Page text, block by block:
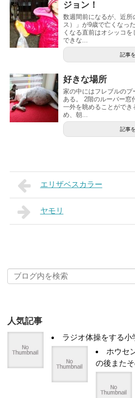
ジョン！
数週間前になるが、近
ス）」が9歳で亡くなっ
くなる直前はオシッコ
できな...
記事
好きな場所
家の中にはフレブルの
ある。 2階のルーバー窓
一外を眺めることがで
め、朝...
記事
エリザベスカラー
ヤモリ
人気記事
ラジオ体操をする小
ホウセ
の後また